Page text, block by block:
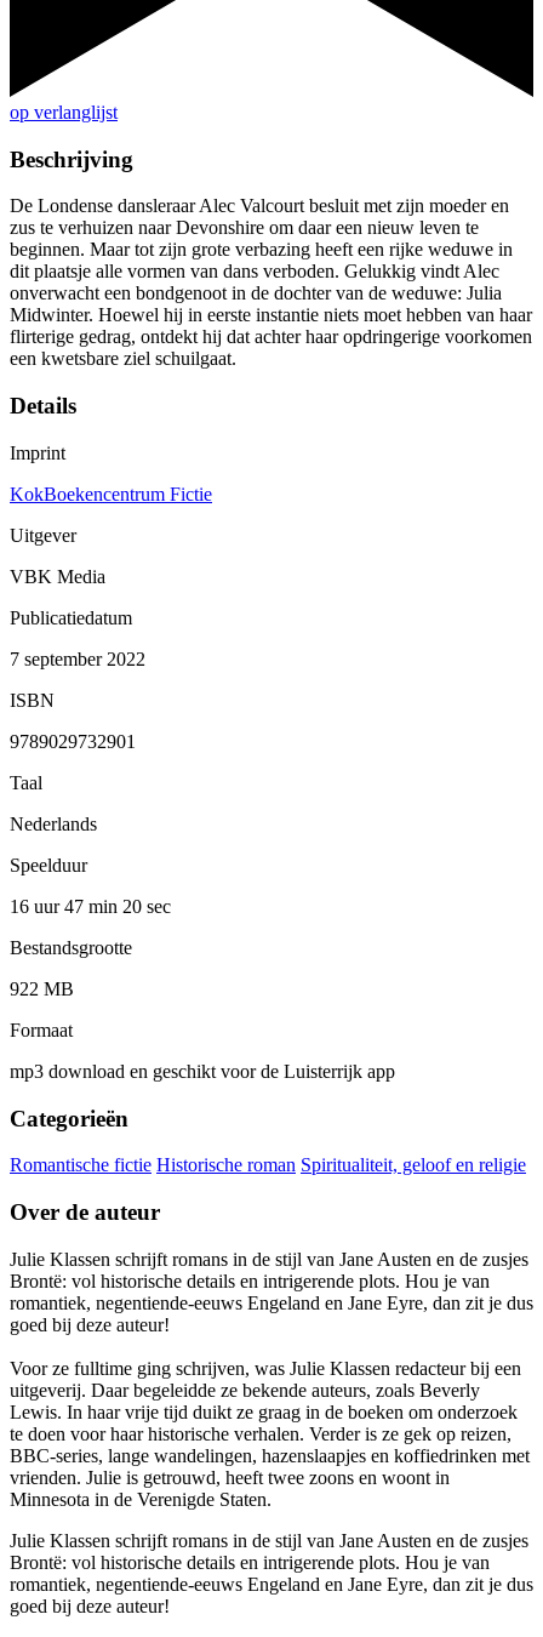
op verlanglijst
Beschrijving
De Londense dansleraar Alec Valcourt besluit met zijn moeder en
zus te verhuizen naar Devonshire om daar een nieuw leven te
beginnen. Maar tot zijn grote verbazing heeft een rijke weduwe in
dit plaatsje alle vormen van dans verboden. Gelukkig vindt Alec
onverwacht een bondgenoot in de dochter van de weduwe: Julia
Midwinter. Hoewel hij in eerste instantie niets moet hebben van haar
flirterige gedrag, ontdekt hij dat achter haar opdringerige voorkomen
een kwetsbare ziel schuilgaat.
Details
Imprint
KokBoekencentrum Fictie
Uitgever
VBK Media
Publicatiedatum
7 september 2022
ISBN
9789029732901
Taal
Nederlands
Speelduur
16 uur 47 min 20 sec
Bestandsgrootte
922 MB
Formaat
mp3 download en geschikt voor de Luisterrijk app
Categorieën
Romantische fictie Historische roman Spiritualiteit, geloof en religie
Over de auteur
Julie Klassen schrijft romans in de stijl van Jane Austen en de zusjes
Brontë: vol historische details en intrigerende plots. Hou je van
romantiek, negentiende-eeuws Engeland en Jane Eyre, dan zit je dus
goed bij deze auteur!
Voor ze fulltime ging schrijven, was Julie Klassen redacteur bij een
uitgeverij. Daar begeleidde ze bekende auteurs, zoals Beverly
Lewis. In haar vrije tijd duikt ze graag in de boeken om onderzoek
te doen voor haar historische verhalen. Verder is ze gek op reizen,
BBC-series, lange wandelingen, hazenslaapjes en koffiedrinken met
vrienden. Julie is getrouwd, heeft twee zoons en woont in
Minnesota in de Verenigde Staten.
Julie Klassen schrijft romans in de stijl van Jane Austen en de zusjes
Brontë: vol historische details en intrigerende plots. Hou je van
romantiek, negentiende-eeuws Engeland en Jane Eyre, dan zit je dus
goed bij deze auteur!